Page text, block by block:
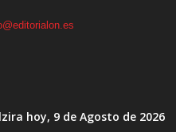
hoy, 9 de Agosto de 2026